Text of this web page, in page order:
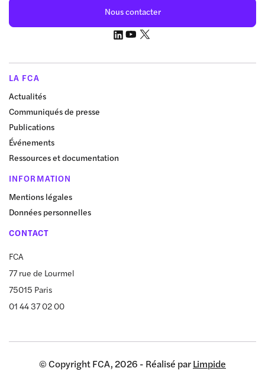
Nous contacter
LA FCA
Actualités
Communiqués de presse
Publications
Événements
Ressources et documentation
INFORMATION
Mentions légales
Données personnelles
CONTACT
FCA
77 rue de Lourmel
75015 Paris
01 44 37 02 00
© Copyright FCA, 2026 - Réalisé parLimpide